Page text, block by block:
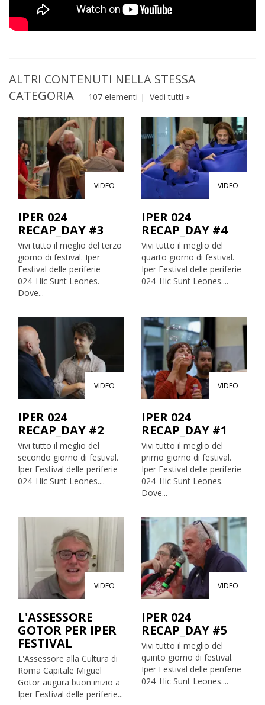
ALTRI CONTENUTI NELLA STESSA
CATEGORIA
107 elementi | Vedi tutti »
VIDEO
IPER 024
RECAP_DAY #3
Vivi tutto il meglio del terzo
giorno di festival. Iper
Festival delle periferie
024_Hic Sunt Leones.
Dove...
VIDEO
IPER 024
RECAP_DAY #4
Vivi tutto il meglio del
quarto giorno di festival.
Iper Festival delle periferie
024_Hic Sunt Leones....
VIDEO
IPER 024
RECAP_DAY #2
Vivi tutto il meglio del
secondo giorno di festival.
Iper Festival delle periferie
024_Hic Sunt Leones....
VIDEO
IPER 024
RECAP_DAY #1
Vivi tutto il meglio del
primo giorno di festival.
Iper Festival delle periferie
024_Hic Sunt Leones.
Dove...
VIDEO
L'ASSESSORE
GOTOR PER IPER
FESTIVAL
L'Assessore alla Cultura di
Roma Capitale Miguel
Gotor augura buon inizio a
Iper Festival delle periferie...
VIDEO
IPER 024
RECAP_DAY #5
Vivi tutto il meglio del
quinto giorno di festival.
Iper Festival delle periferie
024_Hic Sunt Leones....